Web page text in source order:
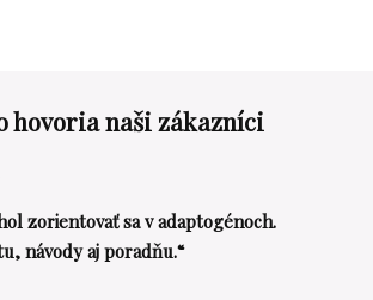
hovoria naši zákazníci
zorientovať sa v adaptogénoch.
návody aj poradňu.“